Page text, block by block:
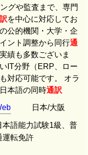
グや監査まで、専門
を中心に対応してお
公的機関・大学・企
ント調整から同行通
績も多数ございま
IT分野（ERP、ロー
対応可能です。 オラ
本語の同時通訳
日本/大阪
本語能力試験1級、普
運転免許